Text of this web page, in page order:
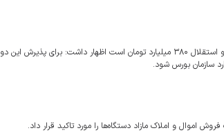
معاون سازمان خصوصی سازی با اعلام اینکه جمع بدهی پرسپولیس و استقلال ۳۸۰ میلیارد تومان است اظهار داشت: برای پذیرش این دو
سازمان بورس شود.
و املاک مازاد دستگاه‌ها را مورد تاکید قرار داد.